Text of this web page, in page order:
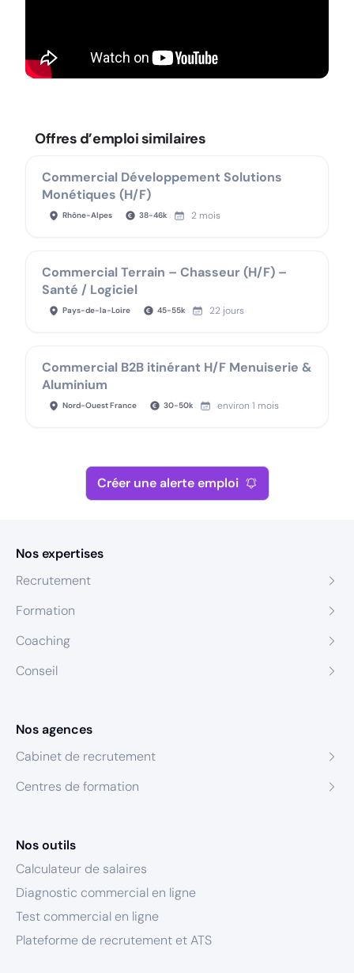
Offres d’emploi similaires
Commercial Développement Solutions
Monétiques (H/F)
Rhône-Alpes 38-46k 2 mois
Commercial Terrain – Chasseur (H/F) –
Santé / Logiciel
Pays-de-la-Loire 45-55k 22 jours
Commercial B2B itinérant H/F Menuiserie &
Aluminium
Nord-Ouest France 30-50k environ 1 mois
Créer une alerte emploi
Nos expertises
Recrutement
Formation
Coaching
Conseil
Nos agences
Cabinet de recrutement
Centres de formation
Nos outils
Calculateur de salaires
Diagnostic commercial en ligne
Test commercial en ligne
Plateforme de recrutement et ATS